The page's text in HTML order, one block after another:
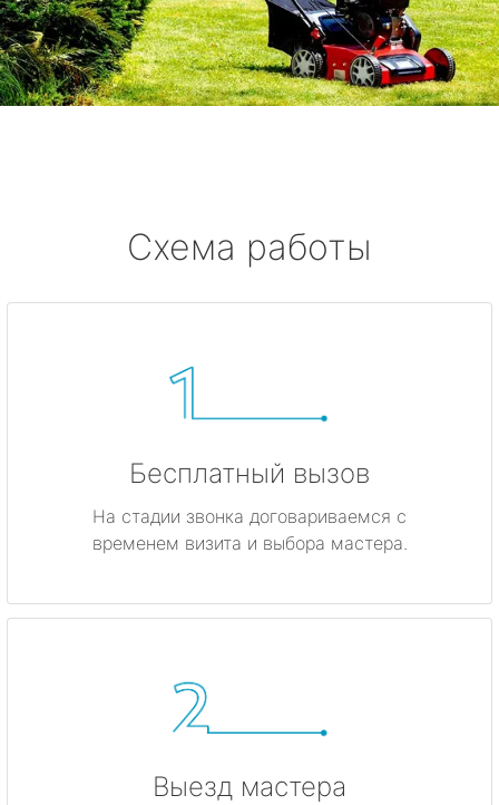
Схема работы
Бесплатный вызов
На стадии звонка договариваемся с
временем визита и выбора мастера.
Выезд мастера